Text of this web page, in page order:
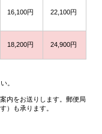
16,100円 22,100円
18,200円 24,900円
。
内をお送りします。郵便局
）も承ります。